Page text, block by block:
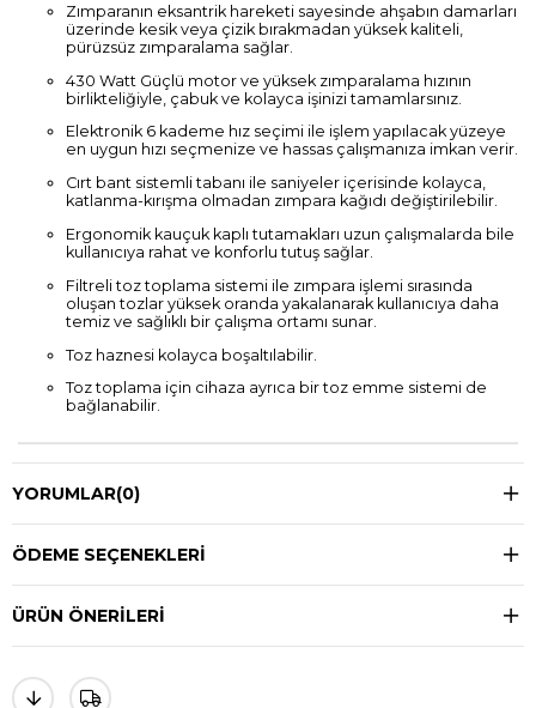
Zımparanın eksantrik hareketi sayesinde ahşabın damarları
üzerinde kesik veya çizik bırakmadan yüksek kaliteli,
pürüzsüz zımparalama sağlar.
430 Watt Güçlü motor ve yüksek zımparalama hızının
birlikteliğiyle, çabuk ve kolayca işinizi tamamlarsınız.
Elektronik 6 kademe hız seçimi ile işlem yapılacak yüzeye
en uygun hızı seçmenize ve hassas çalışmanıza imkan verir.
Cırt bant sistemli tabanı ile saniyeler içerisinde kolayca,
katlanma-kırışma olmadan zımpara kağıdı değiştirilebilir.
Ergonomik kauçuk kaplı tutamakları uzun çalışmalarda bile
kullanıcıya rahat ve konforlu tutuş sağlar.
Filtreli toz toplama sistemi ile zımpara işlemi sırasında
oluşan tozlar yüksek oranda yakalanarak kullanıcıya daha
temiz ve sağlıklı bir çalışma ortamı sunar.
Toz haznesi kolayca boşaltılabilir.
Toz toplama için cihaza ayrıca bir toz emme sistemi de
bağlanabilir.
YORUMLAR(0)
ÖDEME SEÇENEKLERI
ÜRÜN ÖNERILERI